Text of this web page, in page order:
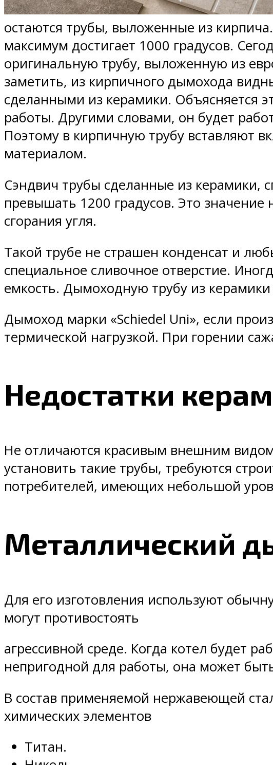
остаются трубы, выложенные из
максимум достигает 1000 градусов.
оригинальную трубу, выложенную из
заметить, из кирпичного дымохода
сделанными из керамики. Объясняется
работы. Другими словами, он будет
Поэтому в кирпичную трубу вставляют
материалом.
Сэндвич трубы сделанные из
превышать 1200 градусов. Это
сгорания угля.
Такой трубе не страшен конденсат и
специальное сливочное отверстие.
емкость. Дымоходную трубу из
Дымоход марки «Schiedel Uni», если
термической нагрузкой. При горении
Недостатки
Не отличаются красивым внешним
установить такие трубы, требуются
потребителей, имеющих небольшой
Металлический
Для его изготовления используют
могут противостоять
агрессивной среде. Когда котел будет
непригодной для работы, она может
В состав применяемой нержавеющей
химических элементов
Титан.